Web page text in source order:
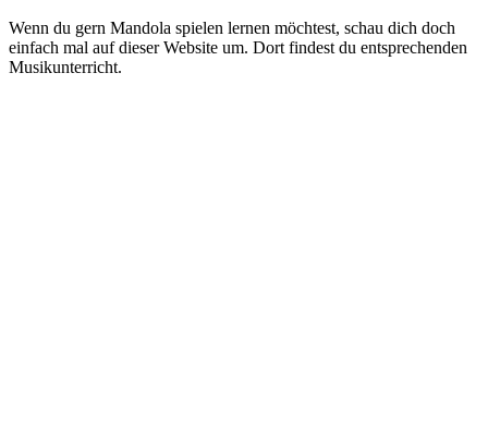
Wenn du gern Mandola spielen lernen möchtest, schau dich doch
einfach mal auf dieser Website um. Dort findest du entsprechenden
Musikunterricht.